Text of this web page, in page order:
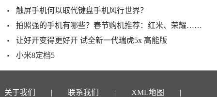
触屏手机何以取代键盘手机风行世界？
拍照强的手机有哪些？春节购机推荐：红米、荣耀……
让好开变得更好开 试全新一代瑞虎5x 高能版
小米8定档5
关于我们 联系我们
XML地图